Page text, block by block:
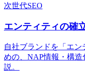
次世代SEO
エンティティの確
自社ブランドを「エ
めの、NAP情報・構
説。